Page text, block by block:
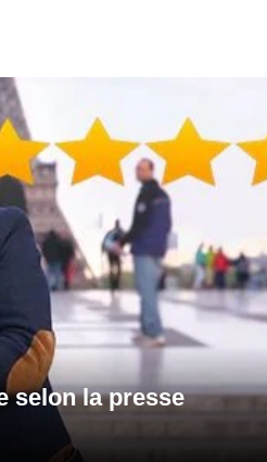
selon la presse